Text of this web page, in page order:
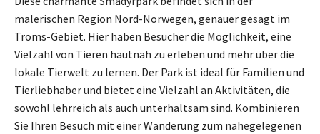
malerischen Region Nord-Norwegen, genauer gesagt im
Troms-Gebiet. Hier haben Besucher die Möglichkeit, eine
Vielzahl von Tieren hautnah zu erleben und mehr über die
lokale Tierwelt zu lernen. Der Park ist ideal für Familien und
Tierliebhaber und bietet eine Vielzahl an Aktivitäten, die
sowohl lehrreich als auch unterhaltsam sind. Kombinieren
Sie Ihren Besuch mit einer Wanderung zum nahegelegenen